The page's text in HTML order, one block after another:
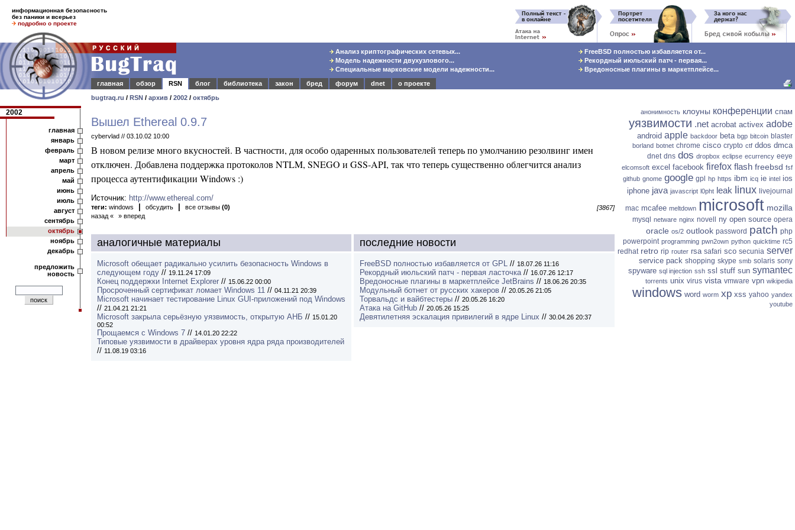
информационная безопасность
без паники и всерьез
подробно о проекте
Анализ криптографических сетевых...
Модель надежности двухузлового...
Специальные марковские модели надежности...
FreeBSD полностью избавляется от...
Рекордный июльский патч - первая...
Вредоносные плагины в маркетплейсе...
главная
обзор RSN блог библиотека закон бред форум dnet
о проекте
bugtraq.ru / RSN / архив / 2002 / октябрь
2002
главная
январь
февраль
март
апрель
май
июнь
июль
август
сентябрь
октябрь
ноябрь
декабрь
предложить
новость
Вышел Ethereal 0.9.7
cybervlad // 03.10.02 10:00
В новом релизе много вкусностей. В частности, для особо одаренных пользователей теперь по умолчанию резолвинг имен
отключен. Добавлена поддержка протоколов NTLM, SNEGO и GSS-API, так что теперь существенно облегчится анализ
процесса аутентификации Windows :)
Источник: http://www.ethereal.com/
теги: windows обсудить все отзывы (0)
[3867]
назад «
» вперед
аналогичные материалы
Microsoft обещает радикально усилить безопасность Windows в
следующем году // 19.11.24 17:09
Конец поддержки Internet Explorer // 15.06.22 00:00
Просроченный сертификат ломает Windows 11 // 04.11.21 20:39
Microsoft начинает тестирование Linux GUI-приложений под Windows
// 21.04.21 21:21
Microsoft закрыла серьёзную уязвимость, открытую АНБ // 15.01.20
00:52
Прощаемся с Windows 7 // 14.01.20 22:22
Типовые уязвимости в драйверах уровня ядра ряда производителей
// 11.08.19 03:16
последние новости
FreeBSD полностью избавляется от GPL // 18.07.26 11:16
Рекордный июльский патч - первая ласточка// 16.07.26 12:17
Вредоносные плагины в маркетплейсе JetBrains // 18.06.26 20:35
Модульный ботнет от русских хакеров // 20.05.26 21:05
Торвальдс и вайбтестеры // 20.05.26 16:20
Атака на GitHub // 20.05.26 15:25
Девятилетняя эскалация привилегий в ядре Linux // 30.04.26 20:37
анонимность клоуны конференции спам
уязвимости .net acrobat activex adobe
android apple backdoor beta bgp bitcoin blaster
borland botnet chrome cisco crypto ctf ddos dmca
dnet dns dos dropbox eclipse ecurrency eeye
elcomsoft excel facebook firefox flash freebsd fsf
github gnome google gpl hp https ibm icq ie intel ios
iphone java javascript l0pht leak linux livejournal
mac mcafee meltdown microsoft mozilla
mysql netware nginx novell ny open source opera
oracle os/2 outlook password patch php
powerpoint programming pwn2own python quicktime rc5
redhat retro rip router rsa safari sco secunia server
service pack shopping skype smb solaris sony
spyware sql injection ssh ssl stuff sun symantec
torrents unix virus vista vmware vpn wikipedia
windows word worm xp xss yahoo yandex
youtube